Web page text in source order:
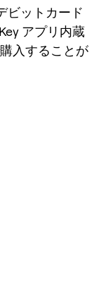
ビットカード
アプリ内蔵
入することが